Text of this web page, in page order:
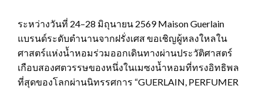
ระหว่างวันที่ 24–28 มิถุนายน 2569 Maison Guerlain
แบรนด์ระดับตำนานจากฝรั่งเศส ขอเชิญผู้หลงใหลใน
ศาสตร์แห่งน้ำหอมร่วมออกเดินทางผ่านประวัติศาสตร์
เกือบสองศตวรรษของหนึ่งในเมซงน้ำหอมที่ทรงอิทธิพล
ที่สุดของโลกผ่านนิทรรศการ “GUERLAIN, PERFUMER